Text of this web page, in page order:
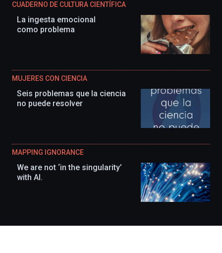
CUADERNO DE CULTURA CIENTÍFICA
La ingesta emocional
como problema
MUJERES CON CIENCIA
Seis problemas que la ciencia
no puede resolver
MAPPING IGNORANCE
We are not ‘in the singularity’
with AI.